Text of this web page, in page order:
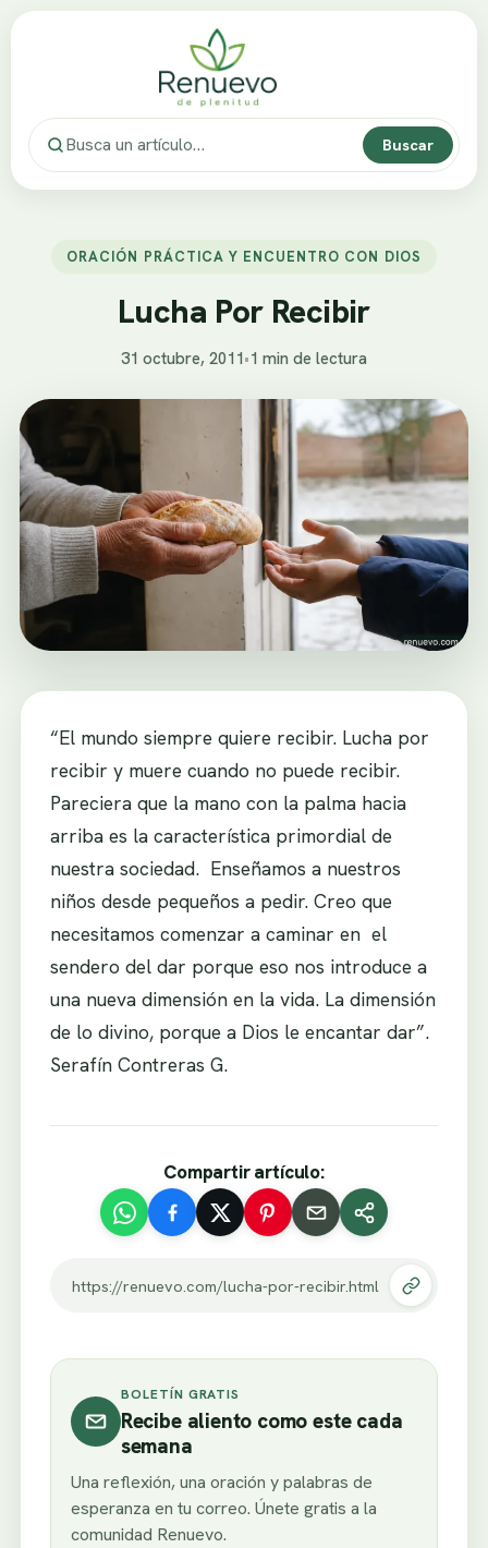
Buscar
ORACIÓN PRÁCTICA Y ENCUENTRO CON DIOS
Lucha Por Recibir
31 octubre, 2011•1 min de lectura
“El mundo siempre quiere recibir. Lucha por
recibir y muere cuando no puede recibir.
Pareciera que la mano con la palma hacia
arriba es la característica primordial de
nuestra sociedad. Enseñamos a nuestros
niños desde pequeños a pedir. Creo que
necesitamos comenzar a caminar en el
sendero del dar porque eso nos introduce a
una nueva dimensión en la vida. La dimensión
de lo divino, porque a Dios le encantar dar”.
Serafín Contreras G.
Compartir artículo:
https://renuevo.com/lucha-por-recibir.html
BOLETÍN GRATIS
Recibe aliento como este cada
semana
Una reflexión, una oración y palabras de
esperanza en tu correo. Únete gratis a la
comunidad Renuevo.